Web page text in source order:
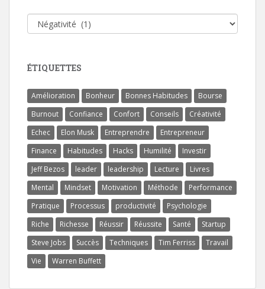
Catégories
ÉTIQUETTES
Amélioration Bonheur Bonnes Habitudes
Bourse
Burnout
Confiance Confort Conseils
Créativité
Echec
Elon Musk Entreprendre
Entrepreneur
Finance
Habitudes Hacks Humilité
Investir
Jeff Bezos
leader leadership Lecture
Livres
Mental
Mindset Motivation Méthode
Performance
Pratique
Processus productivité
Psychologie
Riche
Richesse Réussir Réussite Santé
Startup
Steve Jobs
Succès Techniques Tim Ferriss
Travail
Vie
Warren Buffett